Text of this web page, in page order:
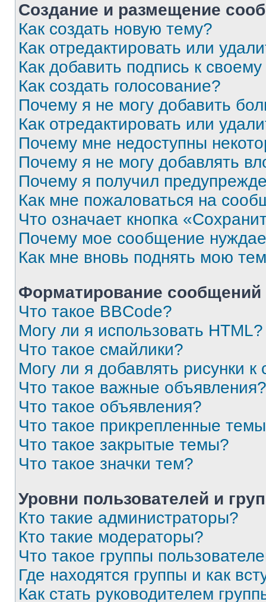
Создание и размещение
Как создать новую тему?
Как отредактировать или
Как добавить подпись к
Как создать голосование?
Почему я не могу добавить
Как отредактировать или
Почему мне недоступны
Почему я не могу добавлять
Почему я получил
Как мне пожаловаться на
Что означает кнопка
Почему мое сообщение
Как мне вновь поднять мою
Форматирование
Что такое BBCode?
Могу ли я использовать HTML?
Что такое смайлики?
Могу ли я добавлять рисунки
Что такое важные объявления?
Что такое объявления?
Что такое прикрепленные
Что такое закрытые темы?
Что такое значки тем?
Уровни пользователей и
Кто такие администраторы?
Кто такие модераторы?
Что такое группы
Где находятся группы и как
Как стать руководителем